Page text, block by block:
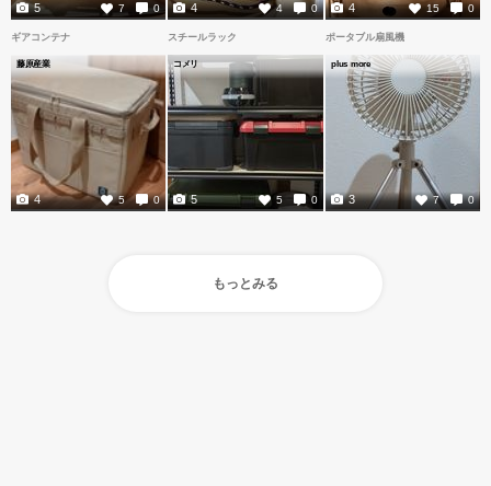
7 0
5 4 0
4 15 0
4
ギアコンテナ
藤原産業
5 0
4
スチールラック
コメリ
5 0
5
ポータブル扇風機
plus more
7 0
3
もっとみる